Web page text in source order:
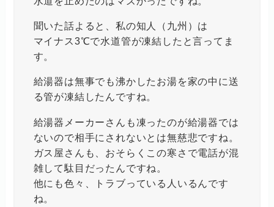
聞いた話よると、私の知人（九州）は
マイナス3℃で水道管が凍結したと言ってま
す。
給湯器は無事でも沸かしたお湯を家の中に送
る管が凍結したんですね。
給湯器メーカーさんも凍ったのが給湯器では
ないので相手にされないとは無慈悲ですね。
ガス屋さんも、おそらくこの寒さで電話が混
雑して駄目だったんですね。
他にも色々、トラブっている人いるんです
ね。